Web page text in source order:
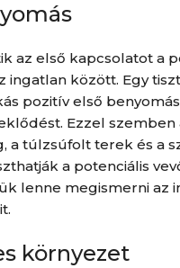
az első kapcsolatot a
ingatlan között. Egy
pozitív első
Ezzel szemben
a túlzsúfolt terek és a
a potenciális
lenne megismerni az
környezet